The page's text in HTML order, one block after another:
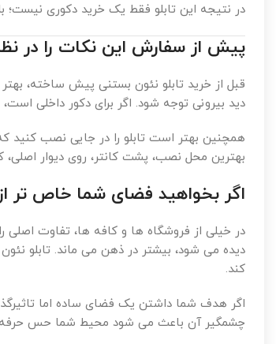
در نتیجه این تابلو فقط یک خرید دکوری نیست؛
پیش از سفارش این نکات را در
قبل از خرید تابلو نئون بستنی پیش ساخته،
دید بیرونی توجه شود. اگر برای دکور داخلی
همچنین بهتر است تابلو را در جایی نصب کنید
بهترین محل نصب، پشت کانتر، روی دیوار اصلی،
اگر بخواهید فضای شما خاص تر
در خیلی از فروشگاه ها و کافه ها، تفاوت
دیده می شود، بیشتر در ذهن می ماند. تابلو
کند.
اگر هدف شما داشتن یک فضای ساده اما
چشمگیر آن باعث می شود محیط شما حس حرفه